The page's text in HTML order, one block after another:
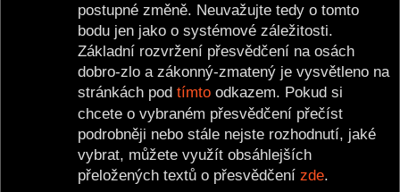
postupné změně. Neuvažujte tedy o tomto
bodu jen jako o systémové záležitosti.
Základní rozvržení přesvědčení na osách
dobro-zlo a zákonný-zmatený je vysvětleno na
stránkách podtímto odkazem. Pokud si
chcete o vybraném přesvědčení přečíst
podrobněji nebo stále nejste rozhodnutí, jaké
vybrat, můžete využít obsáhlejších
přeložených textů o přesvědčenízde.